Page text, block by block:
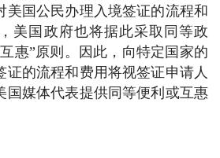
美国公民办理入境签证的流程和
美国政府也将据此采取同等政
惠”原则。因此，向特定国家的
证的流程和费用将视签证申请人
国媒体代表提供同等便利或互惠